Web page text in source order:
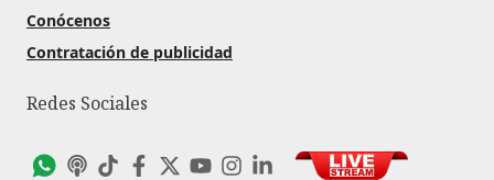
Conócenos
Contratación de publicidad
Redes Sociales